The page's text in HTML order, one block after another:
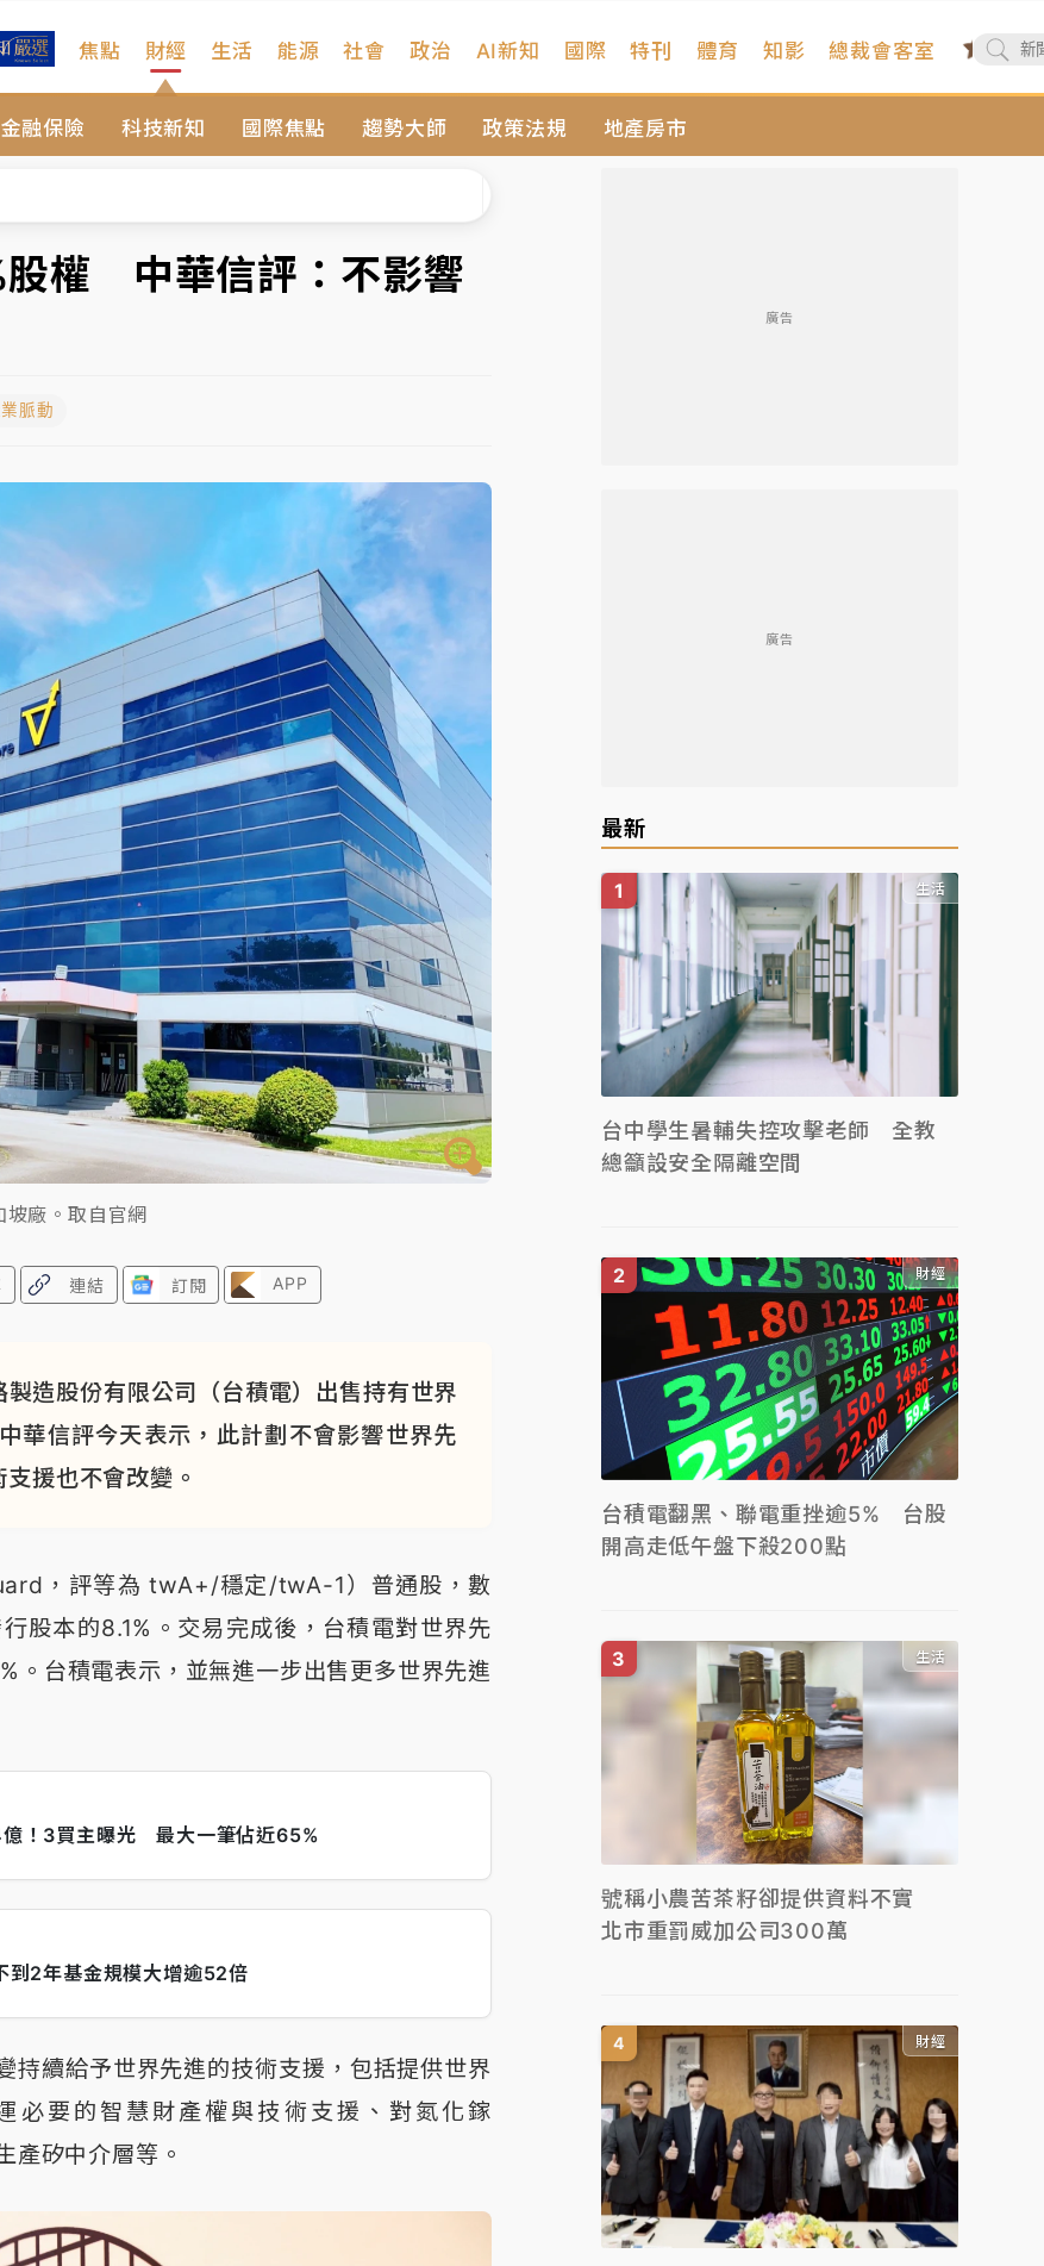
焦點 財經
金融保險 科技新知 國際焦點 趨勢大師 政策法規 地產房市
生活 能源 社會 政治 AI新知 國際 特刊 體育 知影 總裁會客室
雜 觀旅局回應了
請遭駁 理由曝光
塞車 周六起展出延長至晚上7時
羈押庭
曝光
請遭駁 理由曝光
塞車 周六起展出延長至晚上7時
羈押庭
」降雨熱區曝
股權 中華信評：不影響
脈動
坡廠。取自官網
連結 訂閱 APP
製造股份有限公司（台積電）出售持有世界
華信評今天表示，此計劃不會影響世界先
援也不會改變。
，評等為 twA+/穩定/twA-1）普通股，數
股本的8.1%。交易完成後，台積電對世界先
。台積電表示，並無進一步出售更多世界先進
！3買主曝光 最大一筆佔近65%
2年基金規模大增逾52倍
持續給予世界先進的技術支援，包括提供世界
必要的智慧財產權與技術支援、對氮化鎵
產矽中介層等。
廣告
廣告
最新
生活
台中學生暑輔失控攻擊老師 全教
總籲設安全隔離空間
財經
台積電翻黑、聯電重挫逾5% 台股
開高走低午盤下殺200點
生活
號稱小農苦茶籽卻提供資料不實
北市重罰威加公司300萬
財經